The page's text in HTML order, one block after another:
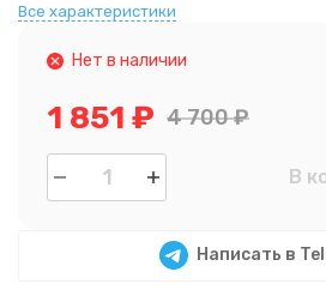
Все характеристики
Нет в наличии
1 851 ₽ 4 700₽
В
Написать в